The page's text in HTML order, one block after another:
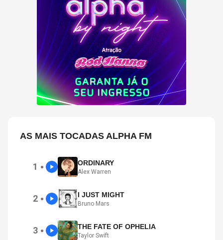
AS MAIS TOCADAS ALPHA FM
1 ● ORDINARY
Alex Warren
2 ● I JUST MIGHT
Bruno Mars
3 ● THE FATE OF OPHELIA
Taylor Swift